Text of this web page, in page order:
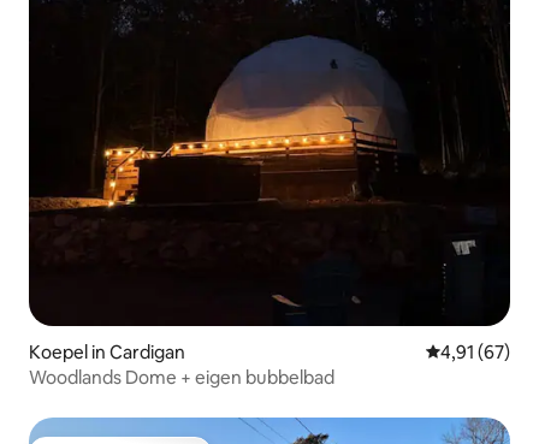
Koepel in Cardigan Gemiddelde
4,91 (67)
Woodlands Dome + eigen bubbelbad